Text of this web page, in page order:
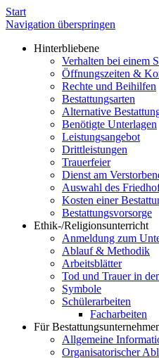
Start
Navigation überspringen
Hinterbliebene
Verhalten bei einem
Öffnungszeiten &
Rechte und Beihilfen
Bestattungsarten
Alternative
Benötigte Unterlagen
Leistungsangebot
Drittleistungen
Trauerfeier
Dienst am
Auswahl des
Kosten einer
Bestattungsvorsorge
Ethik-/Religionsunterricht
Anmeldung zum
Ablauf & Methodik
Arbeitsblätter
Tod und Trauer in
Symbole
Schülerarbeiten
Facharbeiten
Für
Allgemeine
Organisatorischer